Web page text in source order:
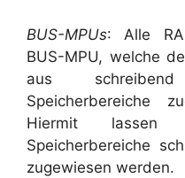
BUS-MPUs: Alle
BUS-MPU, welche
aus
Speicherbereiche
Hiermit
Speicherbereiche
zugewiesen werden.